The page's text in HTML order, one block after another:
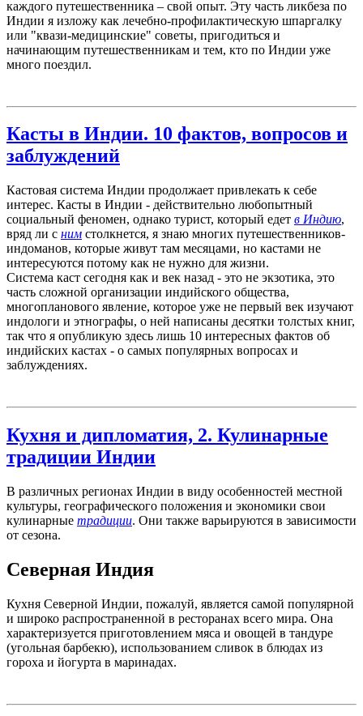
каждого путешественника – свой опыт. Эту часть ликбеза по
Индии я изложу как лечебно-профилактическую шпаргалку
или "квази-медицинские" советы, пригодиться и
начинающим путешественникам и тем, кто по Индии уже
много поездил.
Касты в Индии. 10 фактов, вопросов и
заблуждений
Кастовая система Индии продолжает привлекать к себе
интерес. Касты в Индии - действительно любопытный
социальный феномен, однако турист, который едет в Индию,
вряд ли с ним столкнется, я знаю многих путешественников-
индоманов, которые живут там месяцами, но кастами не
интересуются потому как не нужно для жизни.
Система каст сегодня как и век назад - это не экзотика, это
часть сложной организации индийского общества,
многопланового явление, которое уже не первый век изучают
индологи и этнографы, о ней написаны десятки толстых книг,
так что я опубликую здесь лишь 10 интересных фактов об
индийских кастах - о самых популярных вопросах и
заблуждениях.
Кухня и дипломатия, 2. Кулинарные
традиции Индии
В различных регионах Индии в виду особенностей местной
культуры, географического положения и экономики свои
кулинарные традиции. Они также варьируются в зависимости
от сезона.
Северная Индия
Кухня Северной Индии, пожалуй, является самой популярной
и широко распространенной в ресторанах всего мира. Она
характеризуется приготовлением мяса и овощей в тандуре
(угольная барбекю), использованием сливок в блюдах из
гороха и йогурта в маринадах.